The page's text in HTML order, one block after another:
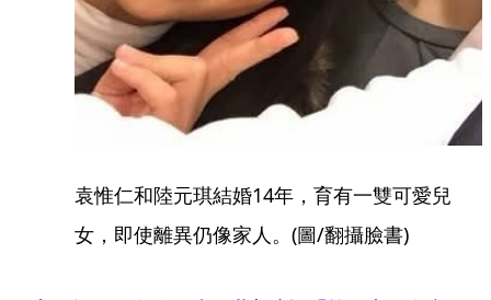
袁惟仁和陸元琪結婚14年，育有一雙可愛兒
女，即使離異仍像家人。(圖/翻攝臉書)